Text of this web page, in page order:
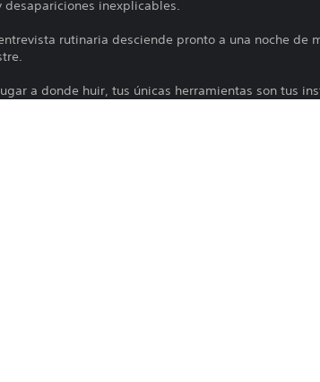
desapariciones inexplicables.
rutinaria desciende pronto a una noche de
a donde huir, tus únicas herramientas son tus